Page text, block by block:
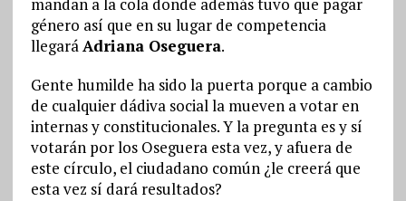
mandan a la cola donde además tuvo que pagar
género así que en su lugar de competencia
llegaráAdriana Oseguera.
Gente humilde ha sido la puerta porque a cambio
de cualquier dádiva social la mueven a votar en
internas y constitucionales. Y la pregunta es y sí
votarán por los Oseguera esta vez, y afuera de
este círculo, el ciudadano común ¿le creerá que
esta vez sí dará resultados?